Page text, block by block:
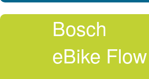
Bosch
eBike Flow